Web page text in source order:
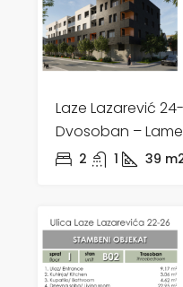
Laze Lazarević
Dvosoban –
2 1 39